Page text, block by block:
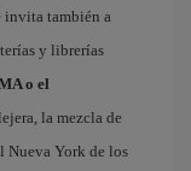
invita también a
y librerías
o el
la mezcla de
Nueva York de los